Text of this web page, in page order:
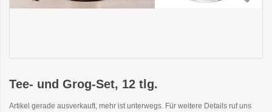
Tee- und Grog-Set, 12 tlg.
Artikel gerade ausverkauft, mehr ist unterwegs. Für weitere Details ruf uns